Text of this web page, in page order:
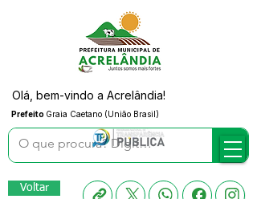
Prefeito Graia Caetano (União Brasil)
Olá, bem-vindo a Acrelândia!
Voltar